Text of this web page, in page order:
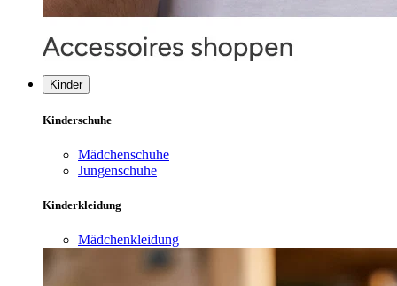
Kinder
Kinderschuhe
Mädchenschuhe
Jungenschuhe
Kinderkleidung
Mädchenkleidung